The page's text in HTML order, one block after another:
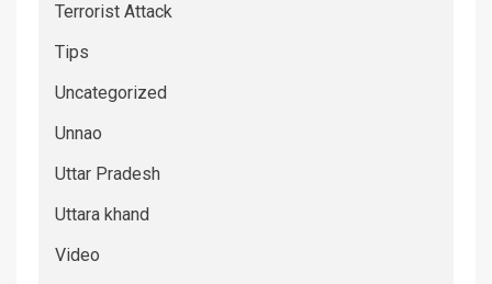
Terrorist Attack
Tips
Uncategorized
Unnao
Uttar Pradesh
Uttara khand
Video